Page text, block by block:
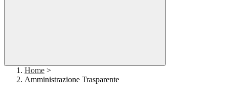
Home >
Amministrazione Trasparente